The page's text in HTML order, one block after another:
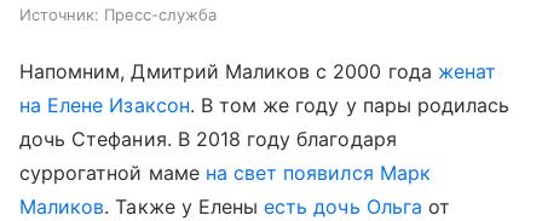
Источник: Пресс-служба
Напомним, Дмитрий Маликов с 2000 года женат
на Елене Изаксон. В том же году у пары родилась
дочь Стефания. В 2018 году благодаря
суррогатной маме на свет появился Марк
Маликов. Также у Еленыесть дочь Ольга от